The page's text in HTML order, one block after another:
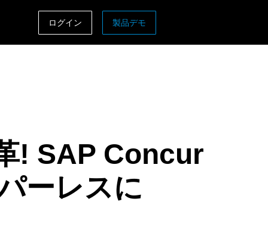
Singapore (English)
ログイン 製品デモ
! SAP Concur
ーレスに